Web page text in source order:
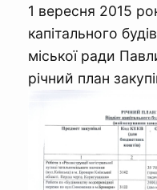
1 вересня 2015
капітального
міської ради
річний план